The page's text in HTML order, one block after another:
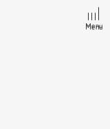
Menu
Menu